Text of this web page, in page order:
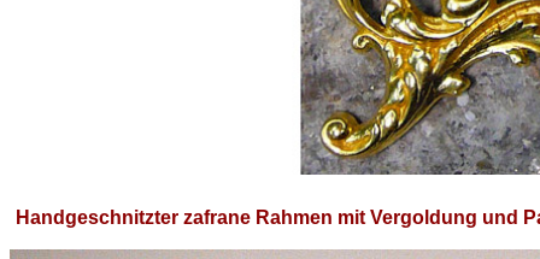
Handgeschnitzter zafrane Rahmen mit Vergoldung und